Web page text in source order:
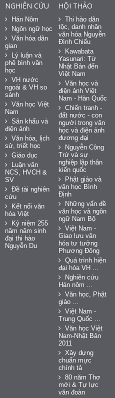
NGHIÊN CỨU
Hán Nôm
Ngôn ngữ học
Văn hóa dân
gian
Lý luận và
phê bình văn
học
VH nước
ngoài & VH so
sánh
Văn học Việt
Nam
Sân khấu và
điện ảnh
Văn hóa, lịch
sử, triết học
Giáo dục
Luận văn
NCS, HVCH &
SV
Đề tài nghiên
cứu
Kết nối văn
hóa Việt
Kỷ niệm 255
năm năm sinh
đại thi hào
Nguyễn Du
HỘI THẢO
Thi hào dân
tộc, danh nhân
văn hóa Nguyễn
Đình Chiểu
Kawabata
Yasunari: Từ
Nhật Bản đến
Việt Nam
Văn học và
điện ảnh Việt
Nam - Hàn Quốc
Chiến tranh -
đất nước - con
người trong văn
học và điện ảnh
đương đại
Nguyễn Công
Trứ và sự
nghiệp lập thân
kiến quốc
Phật giáo và
văn học Bình
Định
Những vấn đề
văn học và ngôn
ngữ Nam Bộ
Việt Nam -
Giao lưu văn
hóa tư tưởng
Phương Đông
Quá trình hiện
đại hóa VH ...
Nghiên cứu
Hán nôm ...
Văn học, Phật
giáo ...
Việt Nam -
Trung Quốc ...
Văn học Việt
Nam-Nhật Bản
2011
Xây dựng
chuẩn mực
chính tả
80 năm Thơ
mới & Tự lực
văn đoàn